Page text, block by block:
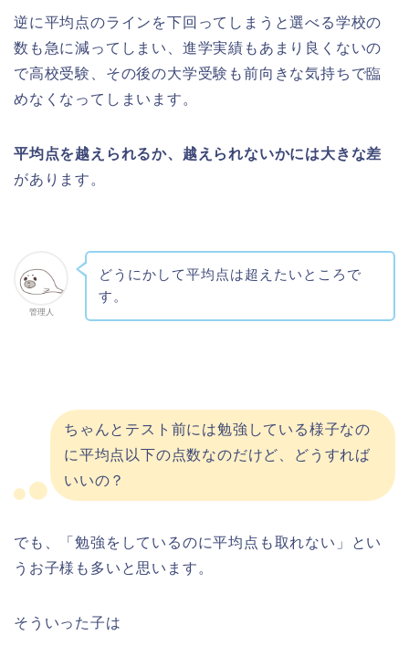
逆に平均点のラインを下回ってしまうと選べる学校の
数も急に減ってしまい、進学実績もあまり良くないの
で高校受験、その後の大学受験も前向きな気持ちで臨
めなくなってしまいます。
平均点を越えられるか、越えられないかには大きな差
があります。
管理人
どうにかして平均点は超えたいところで
す。
ちゃんとテスト前には勉強している様子なの
に平均点以下の点数なのだけど、どうすれば
いいの？
でも、「勉強をしているのに平均点も取れない」とい
うお子様も多いと思います。
そういった子は